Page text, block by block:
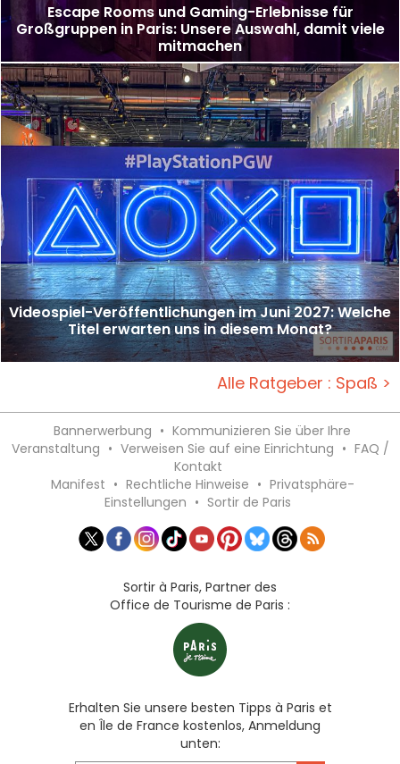
Escape Rooms und Gaming-Erlebnisse für
Großgruppen in Paris: Unsere Auswahl, damit viele
mitmachen
Videospiel-Veröffentlichungen im Juni 2027: Welche
Titel erwarten uns in diesem Monat?
Alle Ratgeber : Spaß >
Bannerwerbung • Kommunizieren Sie über Ihre
Veranstaltung • Verweisen Sie auf eine Einrichtung • FAQ /
Kontakt
Manifest • Rechtliche Hinweise • Privatsphäre-
Einstellungen • Sortir de Paris
Sortir à Paris, Partner des
Office de Tourisme de Paris :
Erhalten Sie unsere besten Tipps à Paris et
en Île de France kostenlos, Anmeldung
unten: